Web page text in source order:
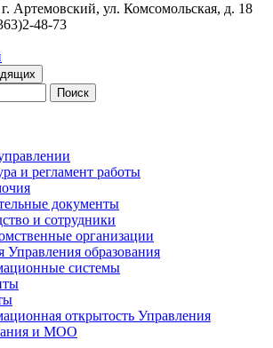
Артемовский, ул. Комсомольская, д. 18
48-73
Поиск
и регламент работы
документы
и сотрудники
организации
Управления образования
системы
открытость Управления
и МОО